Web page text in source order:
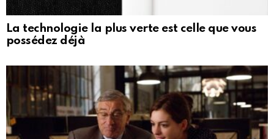
La technologie la plus verte est celle que vous
possédez déjà